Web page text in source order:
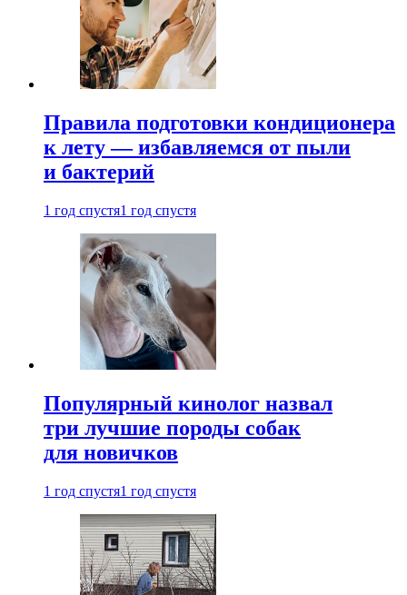
Правила подготовки кондиционера
к лету — избавляемся от пыли
и бактерий
1 год спустя1 год спустя
Популярный кинолог назвал
три лучшие породы собак
для новичков
1 год спустя1 год спустя